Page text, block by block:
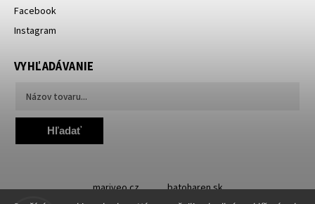
Facebook
Instagram
VYHĽADÁVANIE
Hľadať
mariveo.cz batoharen.sk